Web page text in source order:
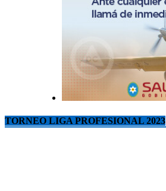
TORNEO LIGA PROFESIONAL 2023